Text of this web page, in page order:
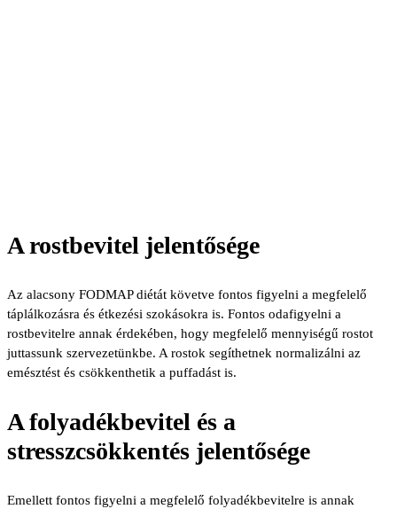
A rostbevitel jelentősége
Az alacsony FODMAP diétát követve fontos figyelni a megfelelő
táplálkozásra és étkezési szokásokra is. Fontos odafigyelni a
rostbevitelre annak érdekében, hogy megfelelő mennyiségű rostot
juttassunk szervezetünkbe. A rostok segíthetnek normalizálni az
emésztést és csökkenthetik a puffadást is.
A folyadékbevitel és a
stresszcsökkentés jelentősége
Emellett fontos figyelni a megfelelő folyadékbevitelre is annak